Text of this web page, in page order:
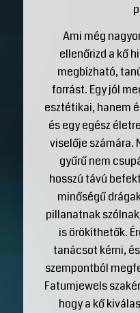
Ami még
ellenőrizd a kő
megbízható,
forrást. Egy jól
esztétikai, hanem
és egy egész
viselője számára.
gyűrű nem
hosszú távú
minőségű
pillanatnak
is örökíthetők.
tanácsot kérni,
szempontból
Fatumjewels
hogy a kő